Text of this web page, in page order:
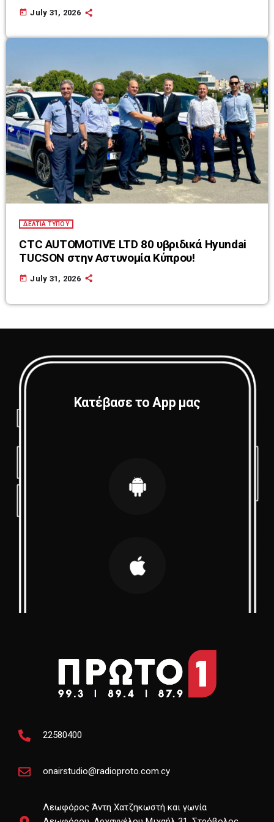
today July 31, 2026
ΔΕΛΤΙΑ ΤΥΠΟΥ
CTC AUTOMOTIVE LTD 80 υβριδικά Hyundai
TUCSON στην Αστυνομία Κύπρου!
today July 31, 2026
Κατέβασε το App μας
22580400
onairstudio@radioproto.com.cy
Λεωφόρος Άντη Χατζηκωστή και γωνία